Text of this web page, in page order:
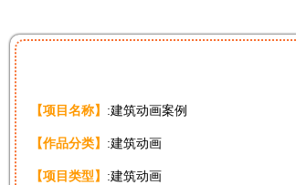
【项目名称】 :建筑动画案例
【作品分类】 :建筑动画
【项目类型】 :建筑动画